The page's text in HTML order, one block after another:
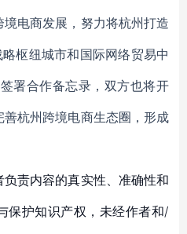
电商发展，努力将杭州打造
枢纽城市和国际网络贸易中
署合作备忘录，双方也将开
杭州跨境电商生态圈，形成
责内容的真实性、准确性和
保护知识产权，未经作者和/